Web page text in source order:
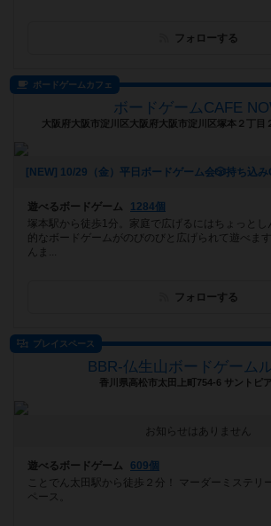
フォローする
ボードゲームカフェ
ボードゲームCAFE
大阪府大阪市淀川区大阪府大阪市淀川区塚本２丁目
遊べるボードゲーム
1284個
塚本駅から徒歩1分。家庭で広げるにはちょっと
的なボードゲームがのびのびと広げられて遊べま
んま...
フォローする
プレイスペース
BBR-仏生山ボードゲーム
香川県高松市太田上町754-6 サントピ
お知らせはありません
遊べるボードゲーム
609個
ことでん太田駅から徒歩２分！ マーダーミステリ
ペース。